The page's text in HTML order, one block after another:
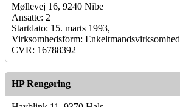
Møllevej 16, 9240 Nibe
Ansatte: 2
Startdato: 15. marts 1993,
Virksomhedsform: Enkeltmandsvirksomhed
CVR: 16788392
HP Rengøring